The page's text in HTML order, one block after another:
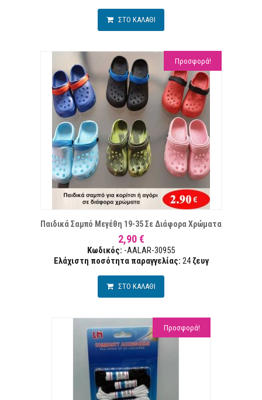
ΣΤΟ ΚΑΛΑΘΙ
Προσφορά!
Παιδικά Σαμπό Μεγέθη 19-35 Σε Διάφορα Χρώματα
2,90 €
Κωδικός: -AALAR-30955
Ελάχιστη ποσότητα παραγγελίας: 24ζευγ
ΣΤΟ ΚΑΛΑΘΙ
Προσφορά!